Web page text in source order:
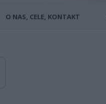
O NAS, CELE, KONTAKT